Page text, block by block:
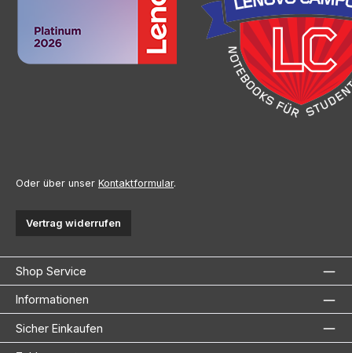
Oder über unser Kontaktformular.
Vertrag widerrufen
Shop Service
Informationen
Sicher Einkaufen